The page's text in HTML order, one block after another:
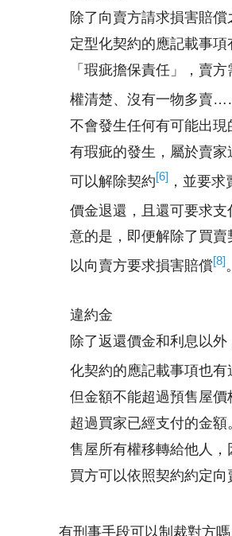
除了向賣方請求損害賠
定型化契約的應記載事
「瑕疵擔保責任」，賣
權清楚、沒有一物多賣
不會發生任何有可能出
有瑕疵的發生，屬於賣
可以解除契約[6] ，並要
價金退還，且還可要求支
意的是，即便解除了買
以向賣方要求損害賠償[8]。
違約金
除了返還價金和利息以
化契約的應記載事項也有
但金額不能超過預售屋
超過買家已經支付的金
售屋所有權移轉給他人，
買方可以依照契約約定向
有刑事手段可以制裁對方嗎